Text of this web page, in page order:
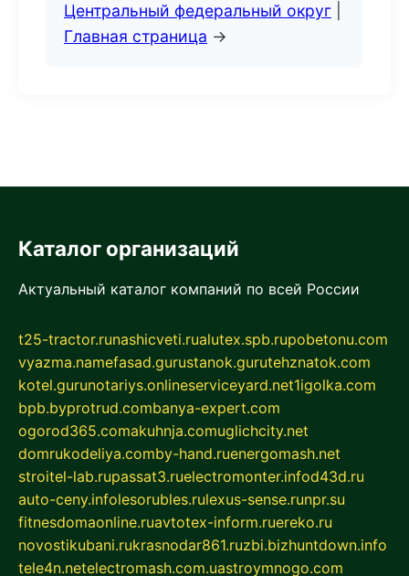
Центральный федеральный округ
Главная страница →
Каталог организаций
Актуальный каталог компаний по всей России
t25-tractor.runashicveti.rualutex.spb.rupobetonu.com
vyazma.namefasad.gurustanok.gurutehznatok.com
kotel.gurunotariys.onlineserviceyard.net1igolka.com
bpb.byprotrud.combanya-expert.com
ogorod365.comakuhnja.comuglichcity.net
domrukodeliya.comby-hand.ruenergomash.net
stroitel-lab.rupassat3.ruelectromonter.infod43d.ru
auto-ceny.infolesorubles.rulexus-sense.runpr.su
fitnesdomaonline.ruavtotex-inform.ruereko.ru
novostikubani.rukrasnodar861.ruzbi.bizhuntdown.info
tele4n.netelectromash.com.uastroymnogo.com